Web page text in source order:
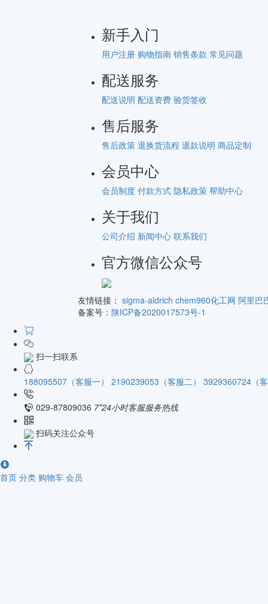
新手入门
用户注册 购物指南 销售条款 常见问题
配送服务
配送说明 配送资费 验货签收
售后服务
售后政策 退换货流程 退款说明 商品定制
会员中心
会员制度 付款方式 隐私政策 帮助中心
关于我们
公司介绍 新闻中心 联系我们
官方微信公众号
友情链接： sigma-aldrich chem960化工网 阿里巴
备案号： 陕ICP备2020017573号-1
扫一扫联系
188095507（客服一） 2190239053（客服二） 3929360724（
029-87809036 7*24小时客服服务热线
扫码关注公众号
首页 分类 购物车 会员